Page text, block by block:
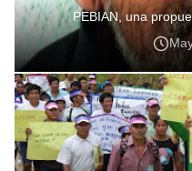
PEBIAN, una